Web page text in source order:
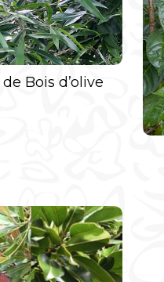
Bois d’olive